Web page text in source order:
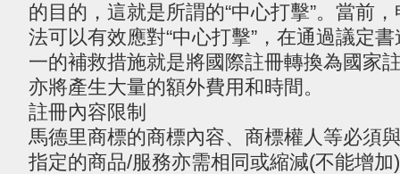
的目的，這就是所謂的“中心打擊”。當前
法可以有效應對“中心打擊”，在通過議定
一的補救措施就是將國際註冊轉換為國家
亦將產生大量的額外費用和時間。
註冊內容限制
馬德里商標的商標內容、商標權人等必須
指定的商品/服務亦需相同或縮減(不能增